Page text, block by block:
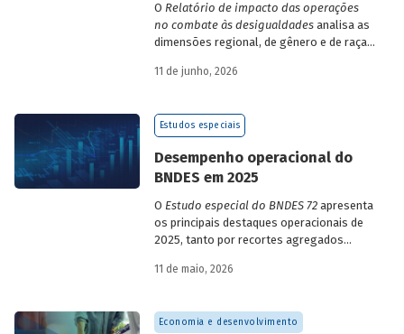
O Relatório de impacto das operações
no combate às desigualdadesanalisa as
dimensões regional, de gênero e de raça,
desigualdade de renda no Brasil, no
BNDES.
11 de junho, 2026
Estudos especiais
Desempenho operacional do
BNDES em 2025
O Estudo especial do BNDES 72 apresenta
os principais destaques operacionais de
2025, tanto por recortes agregados
específicas do Banco.
11 de maio, 2026
Economia e desenvolvimento